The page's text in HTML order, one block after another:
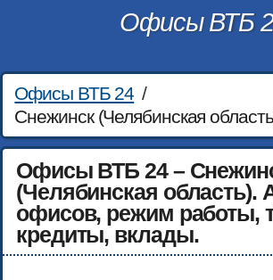
Офисы ВТБ
Офисы ВТБ 24 /
Снежинск (Челябинская
Офисы ВТБ 24 –
(Челябинская область).
офисов, режим работы,
кредиты, вклады.